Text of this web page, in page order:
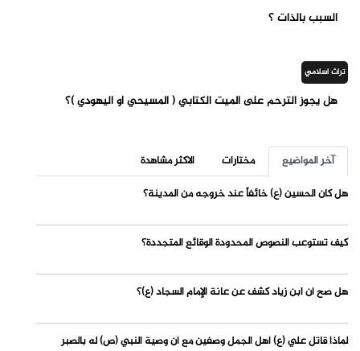
السبب بالذات ؟
تراث اسلامي
هل يجوز الترحم على الميت الكتابي ( المسيحي أو اليهودي )؟
آخر المواضيع مختارات
الاكثر مشاهدة
هل كان الحسين (ع) خائفاً عند خروجه من المدينة؟
كيف تستوعب النصوص المحدودة الوقائع المتجددة؟
هل صح أن ابن زياد كشف عن عانة الإمام السجاد (ع)؟
لماذا قاتل علي (ع) أهل الجمل وصفين مع أن وصية النبي (ص) له بالصبر